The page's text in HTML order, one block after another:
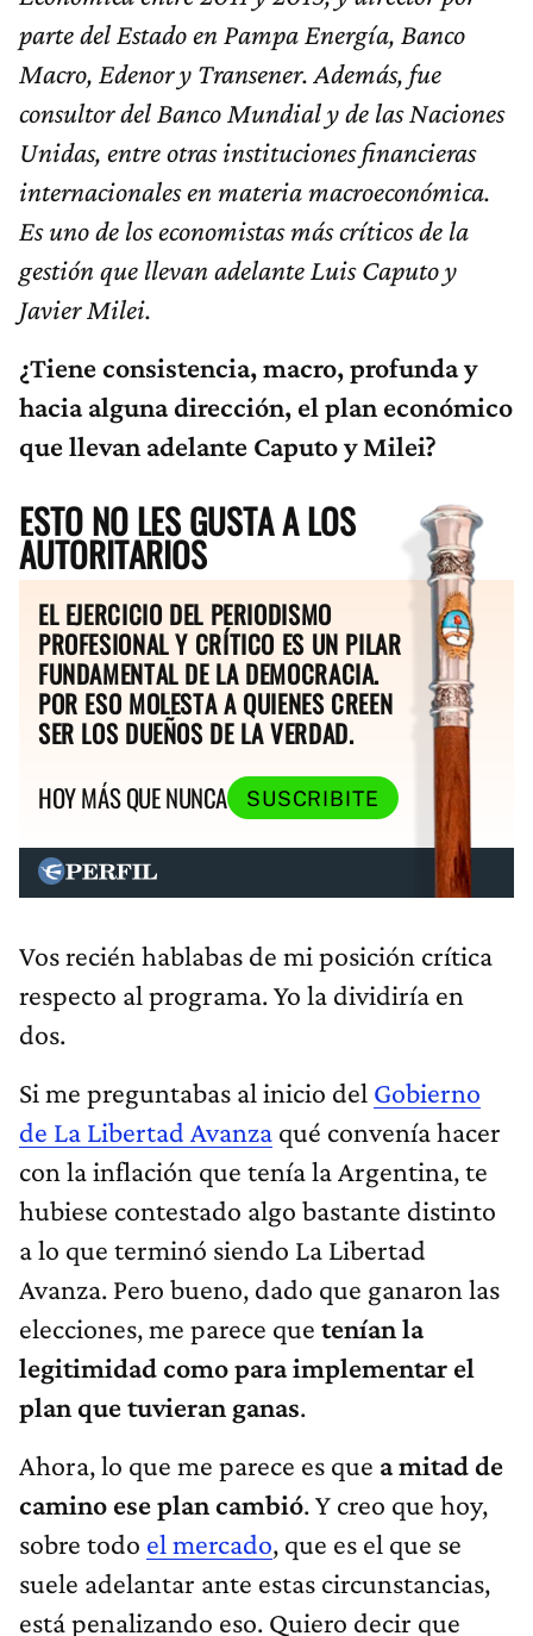
parte del Estado en Pampa Energía, Banco
Macro, Edenor y Transener. Además, fue
consultor del Banco Mundial y de las Naciones
Unidas, entre otras instituciones financieras
internacionales en materia macroeconómica.
Es uno de los economistas más críticos de la
gestión que llevan adelante Luis Caputo y
Javier Milei.
¿Tiene consistencia, macro, profunda y
hacia alguna dirección, el plan económico
que llevan adelante Caputo y Milei?
ESTO NO LES GUSTA A LOS
AUTORITARIOS
EL EJERCICIO DEL PERIODISMO
PROFESIONAL Y CRÍTICO ES UN PILAR
FUNDAMENTAL DE LA DEMOCRACIA.
POR ESO MOLESTA A QUIENES CREEN
SER LOS DUEÑOS DE LA VERDAD.
HOY MÁS QUE NUNCA
SUSCRIBITE
Vos recién hablabas de mi posición crítica
respecto al programa. Yo la dividiría en
dos.
Si me preguntabas al inicio del Gobierno
de La Libertad Avanza qué convenía hacer
con la inflación que tenía la Argentina, te
hubiese contestado algo bastante distinto
a lo que terminó siendo La Libertad
Avanza. Pero bueno, dado que ganaron las
elecciones, me parece que tenían la
legitimidad como para implementar el
plan que tuvieran ganas.
Ahora, lo que me parece es que a mitad de
camino ese plan cambió. Y creo que hoy,
sobre todo el mercado, que es el que se
suele adelantar ante estas circunstancias,
está penalizando eso. Quiero decir que